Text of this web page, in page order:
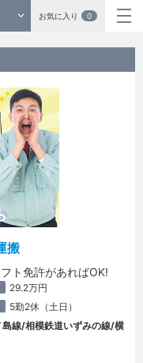
お気に入り 0
搬
ト免許があればOK!
29.2万円
5勤2休（土日）
線/相模鉄道いずみの線/横